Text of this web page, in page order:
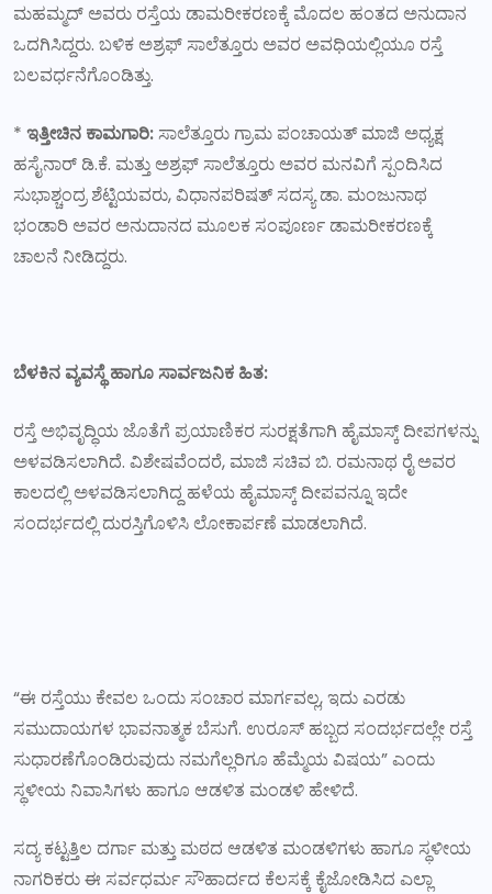
ಮಹಮ್ಮದ್ ಅವರು ರಸ್ತೆಯ ಡಾಮರೀಕರಣಕ್ಕೆ ಮೊದಲ ಹಂತದ ಅನುದಾನ
ಒದಗಿಸಿದ್ದರು. ಬಳಿಕ ಅಶ್ರಫ್ ಸಾಲೆತ್ತೂರು ಅವರ ಅವಧಿಯಲ್ಲಿಯೂ ರಸ್ತೆ
ಬಲವರ್ಧನೆಗೊಂಡಿತ್ತು.
* ಇತ್ತೀಚಿನ ಕಾಮಗಾರಿ: ಸಾಲೆತ್ತೂರು ಗ್ರಾಮ ಪಂಚಾಯತ್ ಮಾಜಿ ಅಧ್ಯಕ್ಷ
ಹಸೈನಾರ್ ಡಿ.ಕೆ. ಮತ್ತು ಅಶ್ರಫ್ ಸಾಲೆತ್ತೂರು ಅವರ ಮನವಿಗೆ ಸ್ಪಂದಿಸಿದ
ಸುಭಾಶ್ಚಂದ್ರ ಶೆಟ್ಟಿಯವರು, ವಿಧಾನಪರಿಷತ್ ಸದಸ್ಯ ಡಾ. ಮಂಜುನಾಥ
ಭಂಡಾರಿ ಅವರ ಅನುದಾನದ ಮೂಲಕ ಸಂಪೂರ್ಣ ಡಾಮರೀಕರಣಕ್ಕೆ
ಚಾಲನೆ ನೀಡಿದ್ದರು.
ಬೆಳಕಿನ ವ್ಯವಸ್ಥೆ ಹಾಗೂ ಸಾರ್ವಜನಿಕ ಹಿತ:
ರಸ್ತೆ ಅಭಿವೃದ್ಧಿಯ ಜೊತೆಗೆ ಪ್ರಯಾಣಿಕರ ಸುರಕ್ಷತೆಗಾಗಿ ಹೈಮಾಸ್ಕ್ ದೀಪಗಳನ್ನು
ಅಳವಡಿಸಲಾಗಿದೆ. ವಿಶೇಷವೆಂದರೆ, ಮಾಜಿ ಸಚಿವ ಬಿ. ರಮನಾಥ ರೈ ಅವರ
ಕಾಲದಲ್ಲಿ ಅಳವಡಿಸಲಾಗಿದ್ದ ಹಳೆಯ ಹೈಮಾಸ್ಕ್ ದೀಪವನ್ನೂ ಇದೇ
ಸಂದರ್ಭದಲ್ಲಿ ದುರಸ್ತಿಗೊಳಿಸಿ ಲೋಕಾರ್ಪಣೆ ಮಾಡಲಾಗಿದೆ.
“ಈ ರಸ್ತೆಯು ಕೇವಲ ಒಂದು ಸಂಚಾರ ಮಾರ್ಗವಲ್ಲ, ಇದು ಎರಡು
ಸಮುದಾಯಗಳ ಭಾವನಾತ್ಮಕ ಬೆಸುಗೆ. ಉರೂಸ್ ಹಬ್ಬದ ಸಂದರ್ಭದಲ್ಲೇ ರಸ್ತೆ
ಸುಧಾರಣೆಗೊಂಡಿರುವುದು ನಮಗೆಲ್ಲರಿಗೂ ಹೆಮ್ಮೆಯ ವಿಷಯ” ಎಂದು
ಸ್ಥಳೀಯ ನಿವಾಸಿಗಳು ಹಾಗೂ ಆಡಳಿತ ಮಂಡಳಿ ಹೇಳಿದೆ.
ಸದ್ಯ ಕಟ್ಟತ್ತಿಲ ದರ್ಗಾ ಮತ್ತು ಮಠದ ಆಡಳಿತ ಮಂಡಳಿಗಳು ಹಾಗೂ ಸ್ಥಳೀಯ
ನಾಗರಿಕರು ಈ ಸರ್ವಧರ್ಮ ಸೌಹಾರ್ದದ ಕೆಲಸಕ್ಕೆ ಕೈಜೋಡಿಸಿದ ಎಲ್ಲಾ